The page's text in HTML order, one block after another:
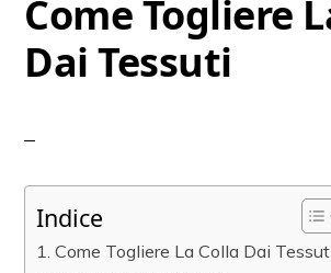
Come Togliere
Dai Tessuti
Indice
Come Togliere La Colla Dai